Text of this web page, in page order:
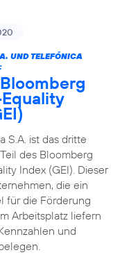
UND TELEFÓNICA
S.A. ist das dritte
des Bloomberg
Index (GEI). Dieser
die ein
für die Förderung
Arbeitsplatz liefern
und